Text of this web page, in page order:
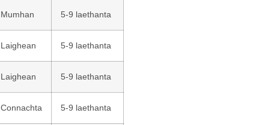
Mumhan 5-9 laethanta
Laighean 5-9 laethanta
Laighean 5-9 laethanta
Connachta 5-9 laethanta